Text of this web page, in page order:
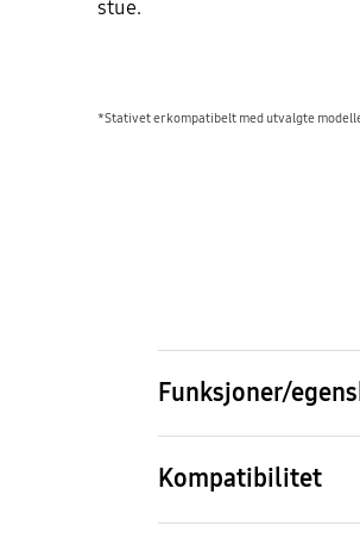
stue.
*Stativet er kompatibelt med utvalgte
Funksjoner/
Kompatibilitet